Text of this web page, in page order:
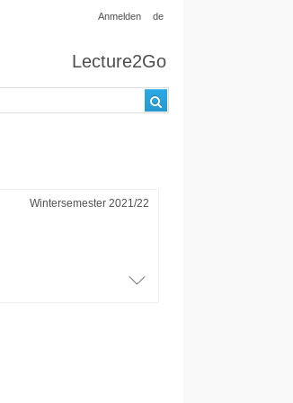
Anmelden de
Lecture2Go
Wintersemester 2021/22